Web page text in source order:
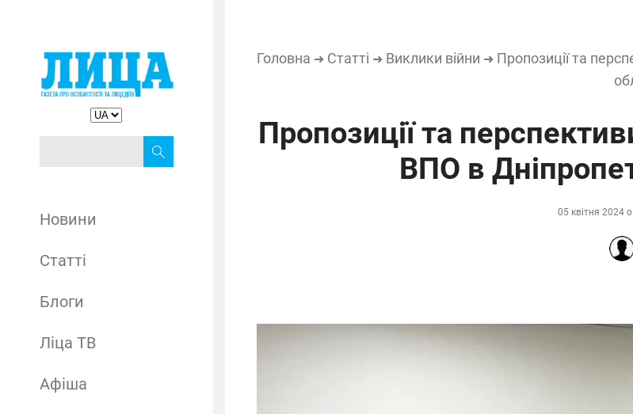
Новини
Статті
Блоги
Ліца ТВ
Афіша
Головна ➜ Статті ➜ Виклики війни ➜ Пропозиції та
Пропозиції та
ВПО в
05 квітня 2024